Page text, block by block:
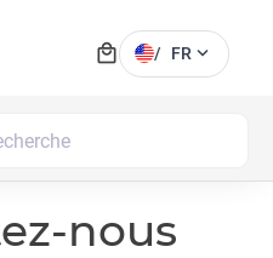
local_mall / FR expand_more
nous